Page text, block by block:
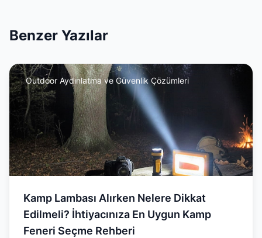
Benzer Yazılar
Outdoor Aydınlatma ve Güvenlik Çözümleri
Kamp Lambası Alırken Nelere Dikkat
Edilmeli? İhtiyacınıza En Uygun Kamp
Feneri Seçme Rehberi